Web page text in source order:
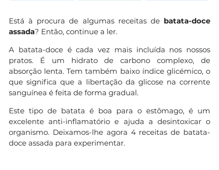
Está à procura de algumas receitas de batata-doce
assada? Então, continue a ler.
A batata-doce é cada vez mais incluída nos nossos
pratos. É um hidrato de carbono complexo, de
absorção lenta. Tem também baixo índice glicémico, o
que significa que a libertação da glicose na corrente
sanguínea é feita de forma gradual.
Este tipo de batata é boa para o estômago, é um
excelente anti-inflamatório e ajuda a desintoxicar o
organismo. Deixamos-lhe agora 4 receitas de batata-
doce assada para experimentar.